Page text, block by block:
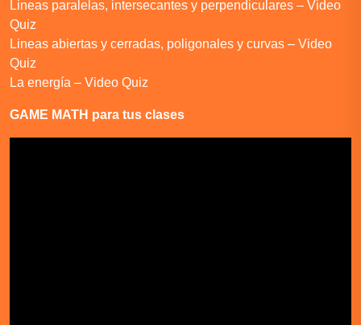
Lineas paralelas, intersecantes y perpendiculares – Video
Quiz
Lineas abiertas y cerradas, poligonales y curvas – Video
Quiz
La energía – Video Quiz
GAME MATH para tus clases